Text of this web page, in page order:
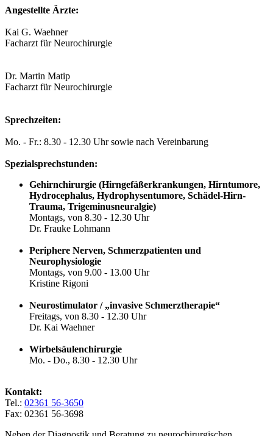
Angestellte Ärzte:
Kai G. Waehner
Facharzt für Neurochirurgie
Dr. Martin Matip
Facharzt für Neurochirurgie
Sprechzeiten:
Mo. - Fr.: 8.30 - 12.30 Uhr sowie nach Vereinbarung
Spezialsprechstunden:
Gehirnchirurgie (Hirngefäßerkrankungen, Hirntumore,
Hydrocephalus, Hydrophysentumore, Schädel-Hirn-
Trauma, Trigeminusneuralgie)
Montags, von 8.30 - 12.30 Uhr
Dr. Frauke Lohmann
Periphere Nerven, Schmerzpatienten und
Neurophysiologie
Montags, von 9.00 - 13.00 Uhr
Kristine Rigoni
Neurostimulator / „invasive Schmerztherapie“
Freitags, von 8.30 - 12.30 Uhr
Dr. Kai Waehner
Wirbelsäulenchirurgie
Mo. - Do., 8.30 - 12.30 Uhr
Kontakt:
Tel.: 02361 56-3650
Fax: 02361 56-3698